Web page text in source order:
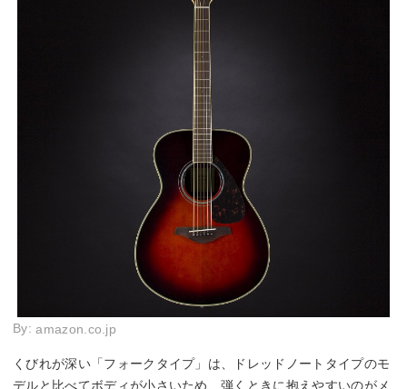
By:amazon.co.jp
くびれが深い「フォークタイプ」は、ドレッドノートタイプのモ
デルと比べてボディが小さいため、弾くときに抱えやすいのがメ